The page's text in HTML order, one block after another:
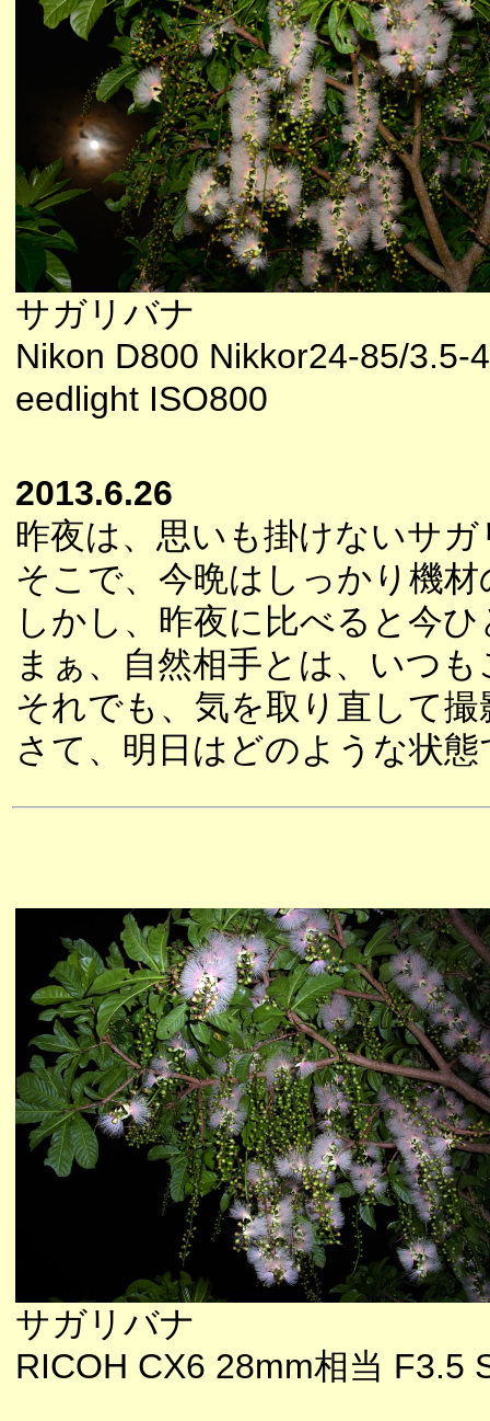
サガリバナ
Nikon D800 Nikkor24-85/3.5-
eedlight ISO800
2013.6.26
昨夜は、思いも掛けないサ
そこで、今晩はしっかり機
しかし、昨夜に比べると今
まぁ、自然相手とは、いつ
それでも、気を取り直して
さて、明日はどのような状
サガリバナ
RICOH CX6 28mm相当 F3.5